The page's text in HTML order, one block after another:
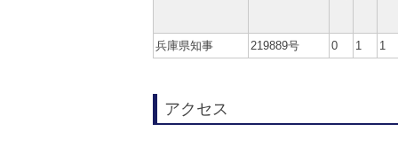
兵庫県知事 219889号 0 1 1
アクセス